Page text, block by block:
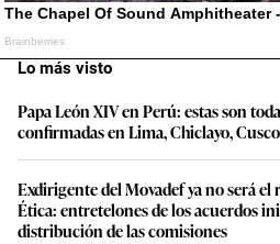
Lo más visto
Papa León XIV en Perú: estas son
confirmadas en Lima, Chiclayo,
Exdirigente del Movadef ya no será el
Ética: entretelones de los acuerdos
distribución de las comisiones